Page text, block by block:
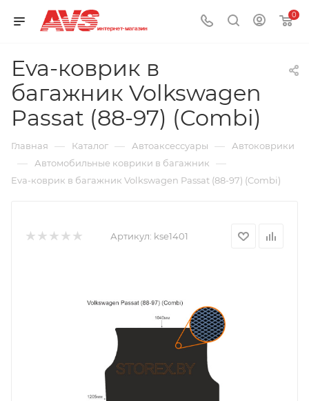
0
Eva-коврик в
багажник Volkswagen
Passat (88-97) (Combi)
Главная — Каталог — Автоаксессуары — Автоковрики
— Автомобильные коврики в багажник —
Eva-коврик в багажник Volkswagen Passat (88-97) (Combi)
Артикул: kse1401